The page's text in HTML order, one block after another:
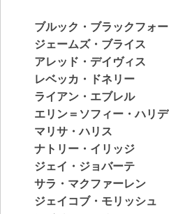
ブルック・ブラックフォ
ジェームズ・ブライス
アレッド・デイヴィス
レベッカ・ドネリー
ライアン・エブレル
エリン＝ソフィー・ハリ
マリサ・ハリス
ナトリー・イリッジ
ジェイ・ジョバーテ
サラ・マクファーレン
ジェイコブ・モリッシュ